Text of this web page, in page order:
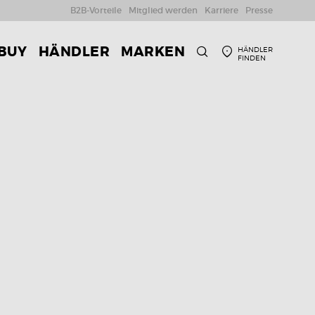
HÄNDLER
FINDEN
HÄNDLER MARKEN
B2B-Vorteile Mitglied werden Karriere Presse